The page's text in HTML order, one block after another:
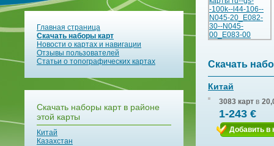
Главная страница
Скачать наборы карт
Новости о картах и навигации
Отзывы пользователей
Статьи о топографических картах
Скачать наборы карт в районе
этой карты
Китай
Казахстан
Скачать
Китай
3083 карт в
1-243 €
Добавить в